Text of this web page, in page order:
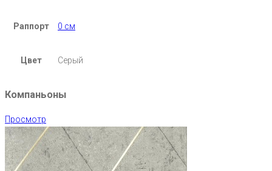
Раппорт 0 см
Цвет Серый
Компаньоны
Просмотр